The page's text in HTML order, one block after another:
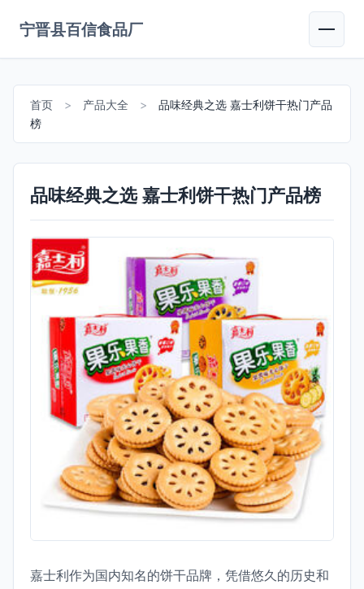
宁晋县百信食品厂
首页 > 产品大全 >
品味经典之选 嘉士利饼干热门产品
榜
品味经典之选 嘉士利饼干热门产品榜
嘉士利作为国内知名的饼干品牌，凭借悠久的历史和